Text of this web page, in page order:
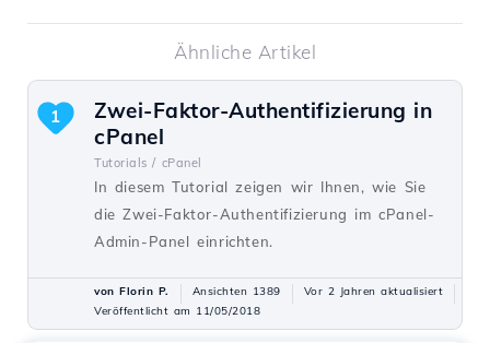
Ähnliche Artikel
Zwei-Faktor-Authentifizierung in
cPanel
Tutorials / cPanel
In diesem Tutorial zeigen wir Ihnen, wie Sie
die Zwei-Faktor-Authentifizierung im cPanel-
Admin-Panel einrichten.
1
von Florin P. Ansichten 1389
Vor 2 Jahren aktualisiert
Veröffentlicht am 11/05/2018